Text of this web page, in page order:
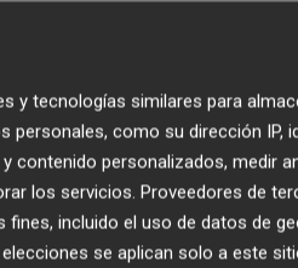
el de diseñar vías para
en compensación de
la pérdida de vidas
XXIX Encuentro de
tecnologías similares para
como su dirección IP,
contenido personalizados, medir
los servicios. Proveedores de
incluido el uso de datos de
se aplican solo a este